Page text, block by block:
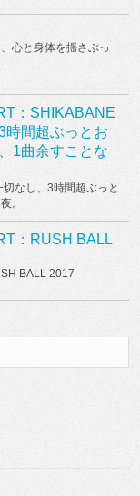
心と身体を揺さぶっ
：SHIKABANE
間超ぶっとお
1曲余すことな
なし、3時間超ぶっと
。
：RUSH BALL
BALL 2017